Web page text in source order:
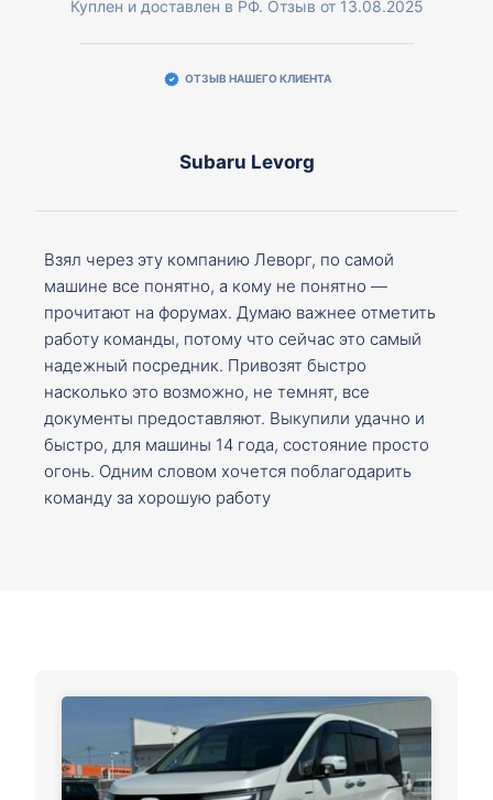
Куплен и доставлен в РФ. Отзыв от 13.08.2025
ОТЗЫВ НАШЕГО КЛИЕНТА
Subaru Levorg
Взял через эту компанию Леворг, по самой
машине все понятно, а кому не понятно —
прочитают на форумах. Думаю важнее отметить
работу команды, потому что сейчас это самый
надежный посредник. Привозят быстро
насколько это возможно, не темнят, все
документы предоставляют. Выкупили удачно и
быстро, для машины 14 года, состояние просто
огонь. Одним словом хочется поблагодарить
команду за хорошую работу